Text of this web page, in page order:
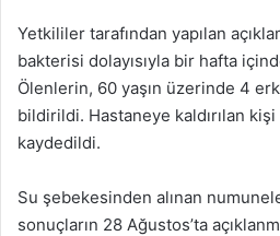
Yetkililer tarafından yapılan
bakterisi dolayısıyla bir hafta
Ölenlerin, 60 yaşın üzerinde 4
bildirildi. Hastaneye kaldırılan kişi
kaydedildi.
Su şebekesinden alınan
sonuçların 28 Ağustos’ta